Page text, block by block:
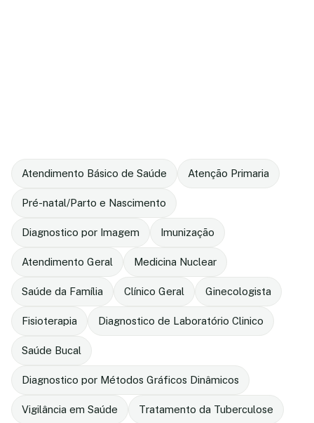
Atendimento Básico de Saúde Atenção Primaria
Pré-natal/Parto e Nascimento
Diagnostico por Imagem Imunização
Atendimento Geral Medicina Nuclear
Saúde da Família Clínico Geral Ginecologista
Fisioterapia Diagnostico de Laboratório Clinico
Saúde Bucal
Diagnostico por Métodos Gráficos Dinâmicos
Vigilância em Saúde Tratamento da Tuberculose